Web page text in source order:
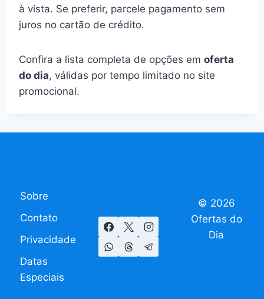
à vista. Se preferir, parcele pagamento sem
juros no cartão de crédito.
Confira a lista completa de opções em oferta
do dia, válidas por tempo limitado no site
promocional.
Sobre
Contato
Privacidade
Datas
Especiais
© 2026
Ofertas do
Dia